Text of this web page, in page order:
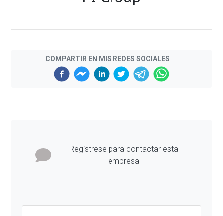
COMPARTIR EN MIS REDES SOCIALES
Regístrese para contactar esta
empresa